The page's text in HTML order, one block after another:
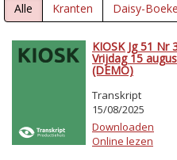
Alle Kranten Daisy-
KIOSK Jg 51 Nr
Vrijdag 15
(DEMO)
Transkript
15/08/2025
Downloaden
Online lezen